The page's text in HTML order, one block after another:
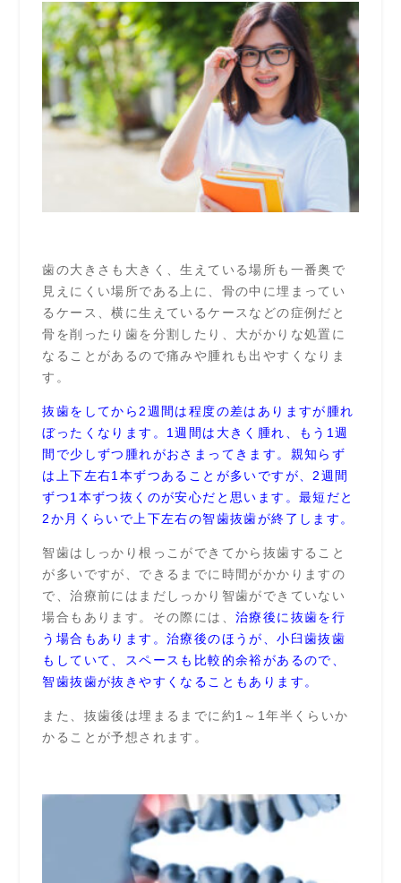
歯の大きさも大きく、生えている場所も一番奥で
見えにくい場所である上に、骨の中に埋まってい
るケース、横に生えているケースなどの症例だと
骨を削ったり歯を分割したり、大がかりな処置に
なることがあるので痛みや腫れも出やすくなりま
す。
抜歯をしてから2週間は程度の差はありますが腫れ
ぼったくなります。1週間は大きく腫れ、もう1週
間で少しずつ腫れがおさまってきます。親知らず
は上下左右1本ずつあることが多いですが、2週間
ずつ1本ずつ抜くのが安心だと思います。最短だと
2か月くらいで上下左右の智歯抜歯が終了します。
智歯はしっかり根っこができてから抜歯すること
が多いですが、できるまでに時間がかかりますの
で、治療前にはまだしっかり智歯ができていない
場合もあります。その際には、 治療後に抜歯を行
う場合もあります。治療後のほうが、小臼歯抜歯
もしていて、スペースも比較的余裕があるので、
智歯抜歯が抜きやすくなることもあります。
また、抜歯後は埋まるまでに約1～1年半くらいか
かることが予想されます。